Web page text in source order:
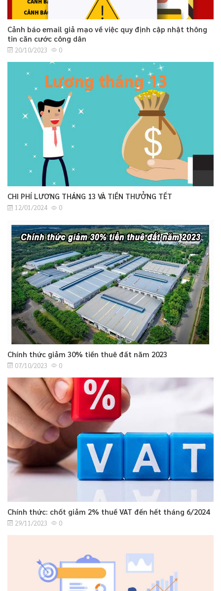
Cảnh báo email giả mạo về việc quy định cập nhật thông
tin căn cước công dân
20/10/2023 0
CHI PHÍ LƯƠNG THÁNG 13 VÀ TIỀN THƯỞNG TẾT
12/01/2024 0
Chính thức giảm 30% tiền thuê đất năm 2023
07/10/2023 0
Chính thức: chốt giảm 2% thuế VAT đến hết tháng 6/2024
29/11/2023 0